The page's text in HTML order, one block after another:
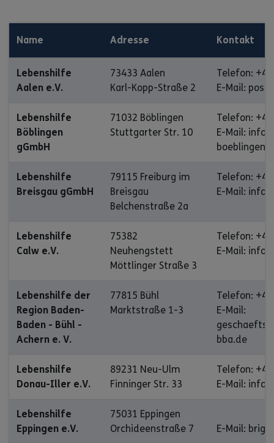
Name Adresse Kontakt
Lebenshilfe
Aalen e.V.
73433 Aalen
Karl-Kopp-Straße 2
Telefon:
E-Mail:
Lebenshilfe
Böblingen
gGmbH
71032 Böblingen
Stuttgarter Str. 10
Telefon:
E-Mail:
Lebenshilfe
Breisgau gGmbH
79115 Freiburg im
Breisgau
Belchenstraße 2a
Telefon:
E-Mail:
Lebenshilfe
Calw e.V.
75382
Neuhengstett
Möttlinger Straße 3
Telefon:
E-Mail:
Lebenshilfe der
Region Baden-
Baden - Bühl -
Achern e. V.
77815 Bühl
Marktstraße 1-3
Telefon:
E-Mail:
bba.de
Lebenshilfe
Donau-Iller e.V.
89231 Neu-Ulm
Finninger Str. 33
Telefon:
E-Mail:
Lebenshilfe
Eppingen e.V.
75031 Eppingen
Orchideenstraße 7
E-Mail: